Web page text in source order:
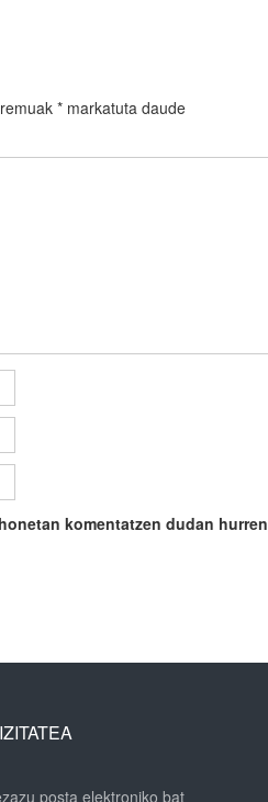
* markatuta daude
komentatzen dudan
posta elektroniko bat